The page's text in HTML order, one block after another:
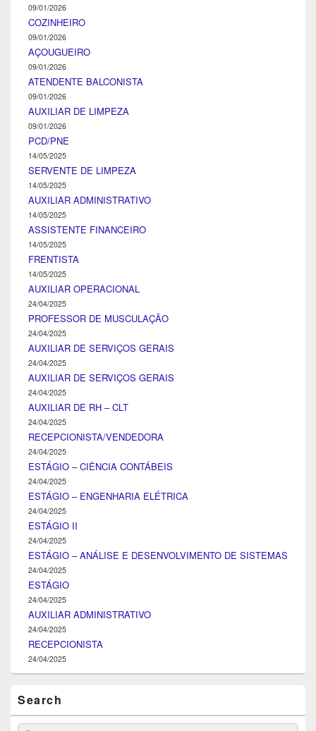
09/01/2026
COZINHEIRO
09/01/2026
AÇOUGUEIRO
09/01/2026
ATENDENTE BALCONISTA
09/01/2026
AUXILIAR DE LIMPEZA
09/01/2026
PCD/PNE
14/05/2025
SERVENTE DE LIMPEZA
14/05/2025
AUXILIAR ADMINISTRATIVO
14/05/2025
ASSISTENTE FINANCEIRO
14/05/2025
FRENTISTA
14/05/2025
AUXILIAR OPERACIONAL
24/04/2025
PROFESSOR DE MUSCULAÇÃO
24/04/2025
AUXILIAR DE SERVIÇOS GERAIS
24/04/2025
AUXILIAR DE SERVIÇOS GERAIS
24/04/2025
AUXILIAR DE RH – CLT
24/04/2025
RECEPCIONISTA/VENDEDORA
24/04/2025
ESTÁGIO – CIÊNCIA CONTÁBEIS
24/04/2025
ESTÁGIO – ENGENHARIA ELÉTRICA
24/04/2025
ESTÁGIO II
24/04/2025
ESTÁGIO – ANÁLISE E DESENVOLVIMENTO DE SISTEMAS
24/04/2025
ESTÁGIO
24/04/2025
AUXILIAR ADMINISTRATIVO
24/04/2025
RECEPCIONISTA
24/04/2025
Search